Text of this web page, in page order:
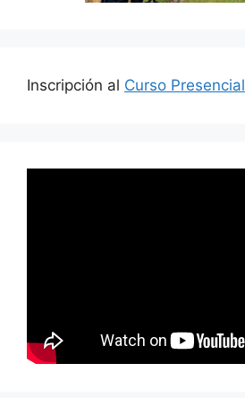
Inscripción al Curso Presencial